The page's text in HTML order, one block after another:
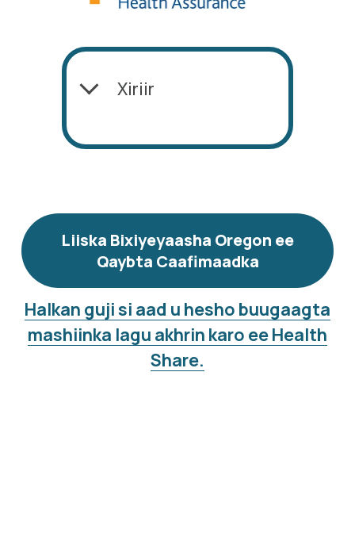
Xiriir
Liiska Bixiyeyaasha Oregon ee
Qaybta Caafimaadka
Halkan guji si aad u hesho buugaagta
mashiinka lagu akhrin karo ee Health
Share.